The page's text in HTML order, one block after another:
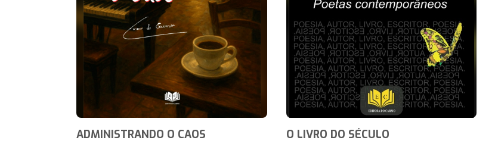
ADMINISTRANDO O CAOS O LIVRO DO SÉCULO